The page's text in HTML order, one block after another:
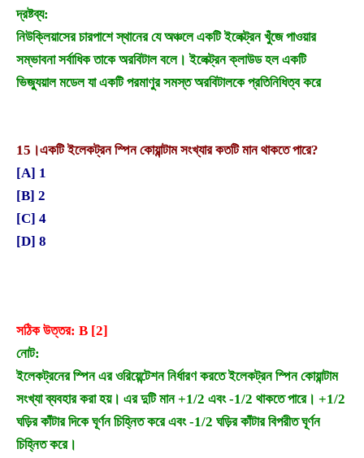
দ্রষ্টব্য:
নিউক্লিয়াসের চারপাশে স্থানের যে অঞ্চলে একটি ইলেক্ট্রন খুঁজে পাওয়ার
সম্ভাবনা সর্বাধিক তাকে অরবিটাল বলে। ইলেক্ট্রন ক্লাউড হল একটি
ভিজ্যুয়াল মডেল যা একটি পরমাণুর সমস্ত অরবিটালকে প্রতিনিধিত্ব করে
15।একটি ইলেকট্রন স্পিন কোয়ান্টাম সংখ্যার কতটি মান থাকতে পারে?
[A] 1
[B] 2
[C] 4
[D] 8
সঠিক উত্তর: B [2]
নোট:
ইলেকট্রনের স্পিন এর ওরিয়েন্টেশন নির্ধারণ করতে ইলেকট্রন স্পিন কোয়ান্টাম
সংখ্যা ব্যবহার করা হয়। এর দুটি মান +1/2 এবং -1/2 থাকতে পারে। +1/2
ঘড়ির কাঁটার দিকে ঘূর্ণন চিহ্নিত করে এবং -1/2 ঘড়ির কাঁটার বিপরীত ঘূর্ণন
চিহ্নিত করে।